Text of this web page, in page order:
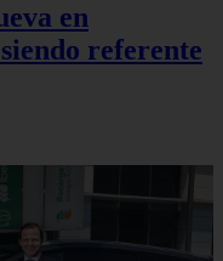
en
referente